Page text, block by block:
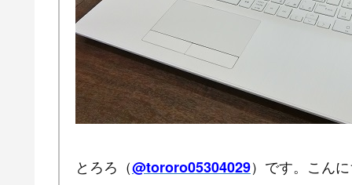
とろろ（@tororo05304029）です。こん